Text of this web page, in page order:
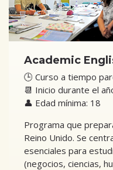
Academic
🕒 Curso a tiempo
📆 Inicio durante el
👤 Edad mínima: 18
Programa que
Reino Unido. Se
esenciales para
(negocios, ciencias,